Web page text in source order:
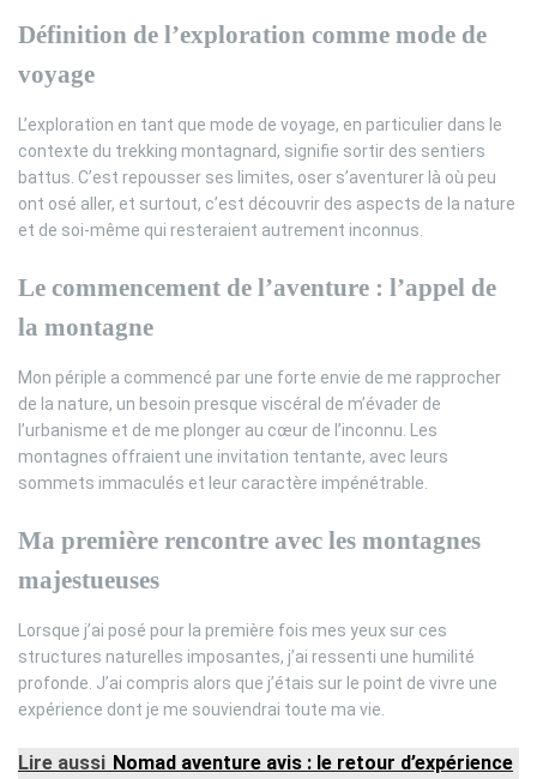
Définition de l’exploration comme mode de
voyage
L’exploration en tant que mode de voyage, en particulier dans le
contexte du trekking montagnard, signifie sortir des sentiers
battus. C’est repousser ses limites, oser s’aventurer là où peu
ont osé aller, et surtout, c’est découvrir des aspects de la nature
et de soi-même qui resteraient autrement inconnus.
Le commencement de l’aventure : l’appel de
la montagne
Mon périple a commencé par une forte envie de me rapprocher
de la nature, un besoin presque viscéral de m’évader de
l’urbanisme et de me plonger au cœur de l’inconnu. Les
montagnes offraient une invitation tentante, avec leurs
sommets immaculés et leur caractère impénétrable.
Ma première rencontre avec les montagnes
majestueuses
Lorsque j’ai posé pour la première fois mes yeux sur ces
structures naturelles imposantes, j’ai ressenti une humilité
profonde. J’ai compris alors que j’étais sur le point de vivre une
expérience dont je me souviendrai toute ma vie.
Lire aussi Nomad aventure avis : le retour d’expérience